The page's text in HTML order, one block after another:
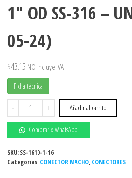
1″ OD SS-316 –
05-24)
$43.15 NO incluye IVA
Ficha técnica
-
CONECTOR
MACHO
1"
NPT
X
1"
+ Añadir al carrito
Comprar x WhatsApp
SKU: SS-1610-1-16
Categorías: CONECTOR MACHO, CONECTORES